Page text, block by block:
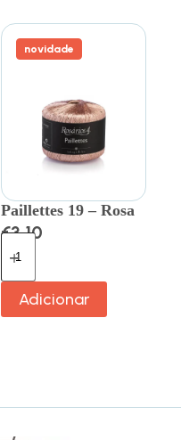
novidade
Paillettes 19 – Rosa
€3.10
Adicionar